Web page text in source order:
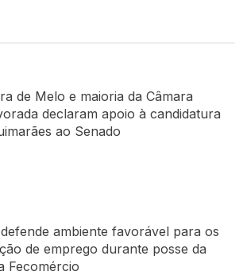
de Melo e maioria da Câmara
declaram apoio à candidatura
ao Senado
ambiente favorável para os
de emprego durante posse da
Fecomércio